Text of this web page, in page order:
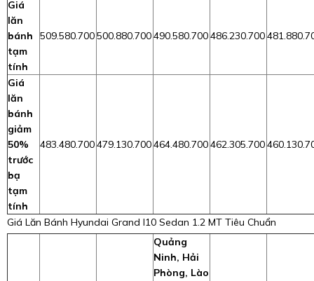
Giá
lăn
bánh
tạm
tính
509.580.700500.880.700490.580.700486.230.700
Giá
lăn
bánh
giảm
50%
trước
bạ
tạm
tính
483.480.700479.130.700464.480.700462.305.700
Giá Lăn Bánh Hyundai Grand I10 Sedan 1.2 MT Tiêu Chuẩn
Quảng
Ninh, Hải
Phòng, Lào